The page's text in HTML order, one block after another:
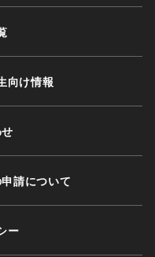
向け情報
請について
ー